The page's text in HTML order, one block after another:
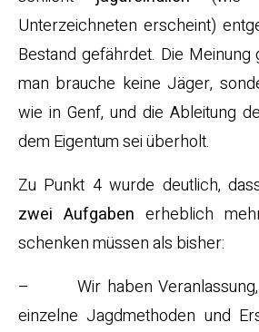
Unterzeichneten erscheint)
Bestand gefährdet. Die Meinung
man brauche keine Jäger,
wie in Genf, und die Ableitung
dem Eigentum sei überholt.
Zu Punkt 4 wurde deutlich,
zwei Aufgaben erheblich
schenken müssen als bisher:
– Wir haben Veranlassung,
einzelne Jagdmethoden und